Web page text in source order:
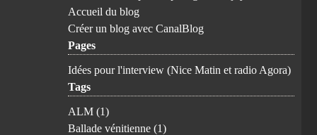
Accueil du blog
Créer un blog avec CanalBlog
Pages
Idées pour l'interview (Nice Matin et radio Agora)
Tags
ALM (1)
Ballade vénitienne (1)